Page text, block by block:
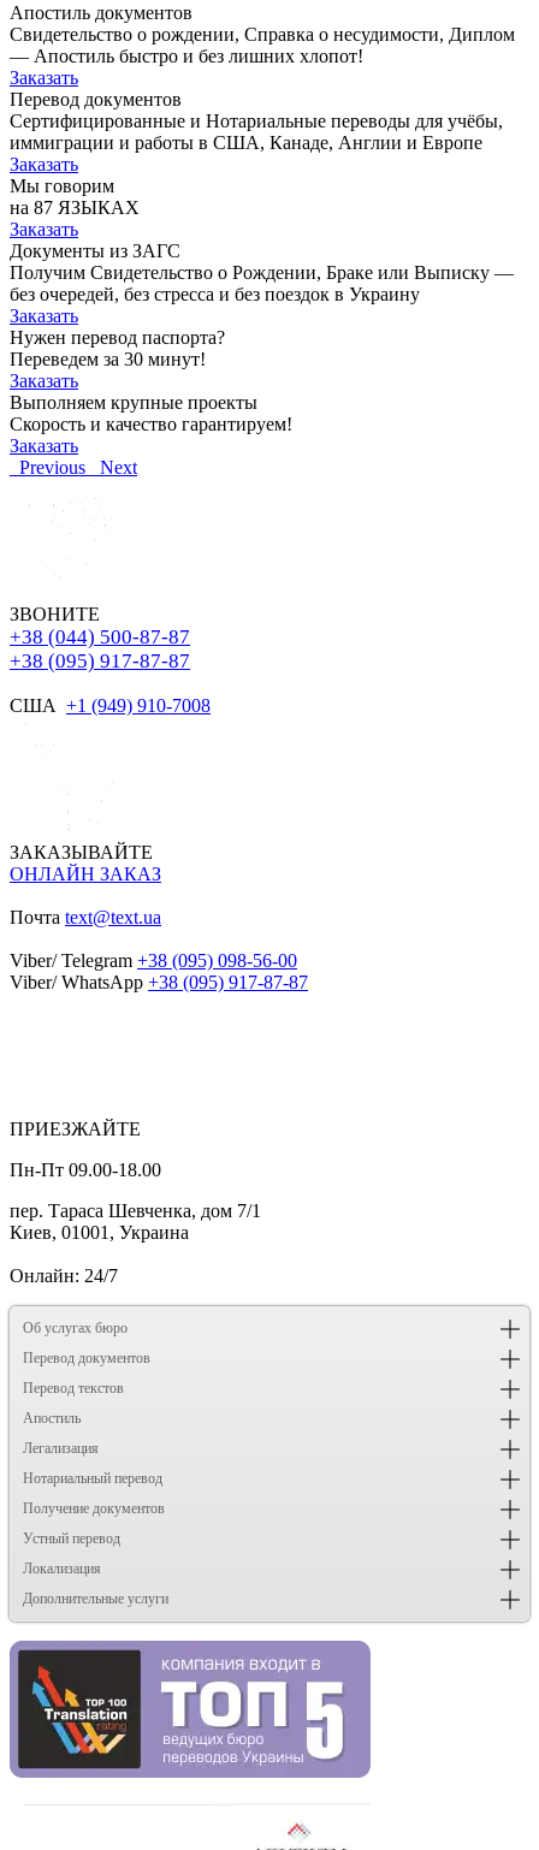
Апостиль документов
Свидетельство о рождении, Справка о несудимости, Диплом
— Апостиль быстро и без лишних хлопот!
Заказать
Перевод документов
Сертифицированные и Нотариальные переводы для учёбы,
иммиграции и работы в США, Канаде, Англии и Европе
Заказать
Мы говорим
на 87 ЯЗЫКАХ
Заказать
Документы из ЗАГС
Получим Свидетельство о Рождении, Браке или Выписку —
без очередей, без стресса и без поездок в Украину
Заказать
Нужен перевод паспорта?
Переведем за 30 минут!
Заказать
Выполняем крупные проекты
Скорость и качество гарантируем!
Заказать
Previous
Next
ЗВОНИТЕ
+38 (044) 500-87-87
+38 (095) 917-87-87
США +1 (949) 910-7008
ЗАКАЗЫВАЙТЕ
ОНЛАЙН ЗАКАЗ
Почта text@text.ua
Viber/ Telegram +38 (095) 098-56-00
Viber/ WhatsApp +38 (095) 917-87-87
ПРИЕЗЖАЙТЕ
Пн-Пт 09.00-18.00
пер. Тараса Шевченка, дом 7/1
Киев, 01001, Украина
Онлайн: 24/7
Об услугах бюро
Перевод документов
Перевод текстов
Апостиль
Легализация
Нотариальный перевод
Получение документов
Устный перевод
Локализация
Дополнительные услуги